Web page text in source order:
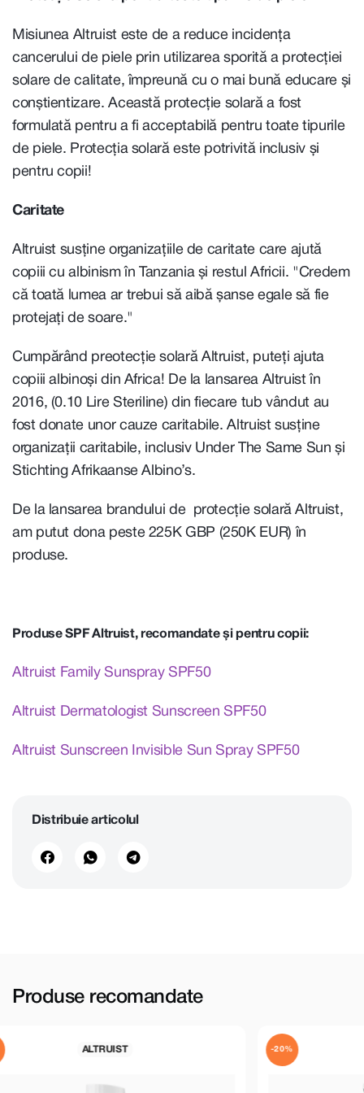
Misiunea Altruist este de a reduce incidența
cancerului de piele prin utilizarea sporită a protecției
solare de calitate, împreună cu o mai bună educare și
conștientizare. Această protecție solară a fost
formulată pentru a fi acceptabilă pentru toate tipurile
de piele. Protecția solară este potrivită inclusiv și
pentru copii!
Caritate
Altruist susține organizațiile de caritate care ajută
copiii cu albinism în Tanzania și restul Africii. "Credem
că toată lumea ar trebui să aibă șanse egale să fie
protejați de soare."
Cumpărând preotecție solară Altruist, puteți ajuta
copiii albinoși din Africa! De la lansarea Altruist în
2016, (0.10 Lire Steriline) din fiecare tub vândut au
fost donate unor cauze caritabile. Altruist susține
organizații caritabile, inclusiv Under The Same Sun și
Stichting Afrikaanse Albino’s.
De la lansarea brandului de protecție solară Altruist,
am putut dona peste 225K GBP (250K EUR) în
produse.
Produse SPF Altruist, recomandate și pentru copii:
Altruist Family Sunspray SPF50
Altruist Dermatologist Sunscreen SPF50
Altruist Sunscreen Invisible Sun Spray SPF50
Distribuie articolul
Produse recomandate